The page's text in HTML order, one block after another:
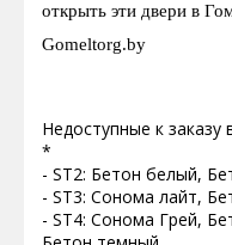
открыть эти двери в
Gomeltorg.by
Недоступные к заказу
*
- ST2: Бетон белый,
- ST3: Сонома лайт,
- ST4: Сонома Грей,